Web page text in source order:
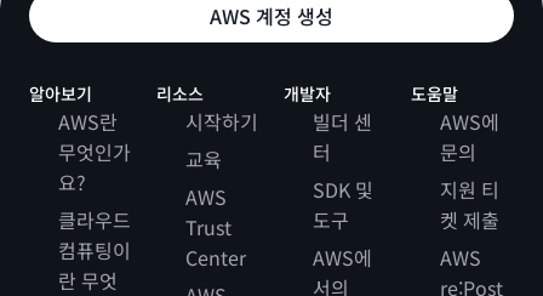
AWS 계정 생성
알아보기
AWS란
무엇인가
요?
클라우드
컴퓨팅이
란 무엇
리소스
시작하기
교육
AWS
Trust
Center
개발자
빌더 센
터
SDK 및
도구
AWS에
서의
도움말
AWS에
문의
지원 티
켓 제출
AWS
re:Post